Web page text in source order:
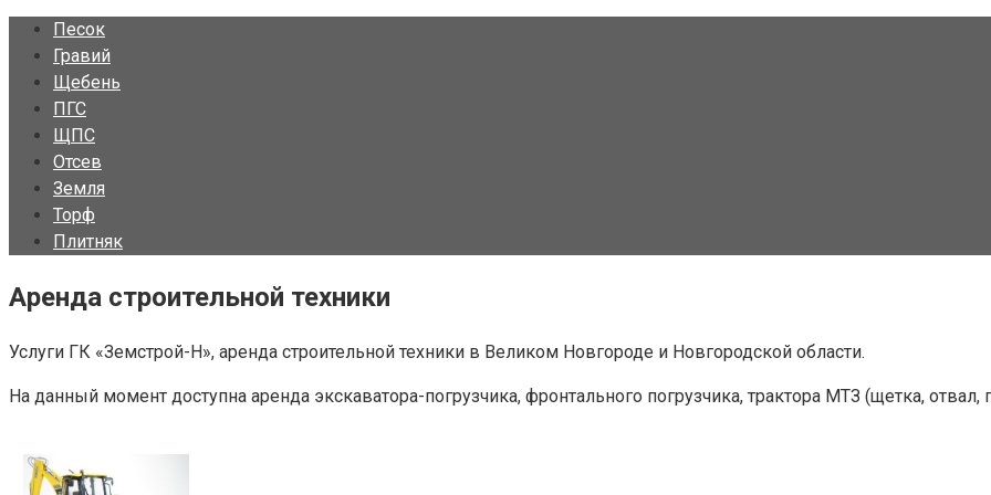
Песок
Гравий
Щебень
ПГС
ЩПС
Отсев
Земля
Торф
Плитняк
Аренда строительной техники
Услуги ГК «Земстрой-Н», аренда строительной техники в Великом Новгороде и Новгородской области.
На данный момент доступна аренда экскаватора-погрузчика, фронтального погрузчика, трактора МТЗ (щетка, отвал,